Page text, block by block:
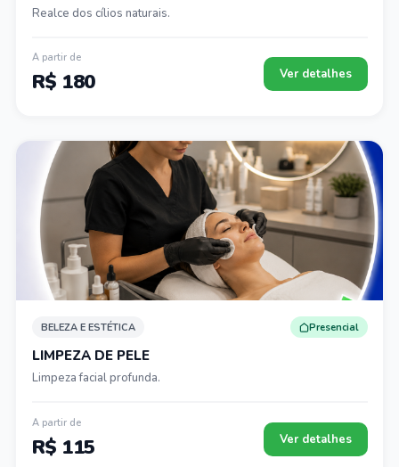
Realce dos cílios naturais.
A partir de
R$ 180 Ver detalhes
BELEZA E ESTÉTICA Presencial
LIMPEZA DE PELE
Limpeza facial profunda.
A partir de
R$ 115 Ver detalhes